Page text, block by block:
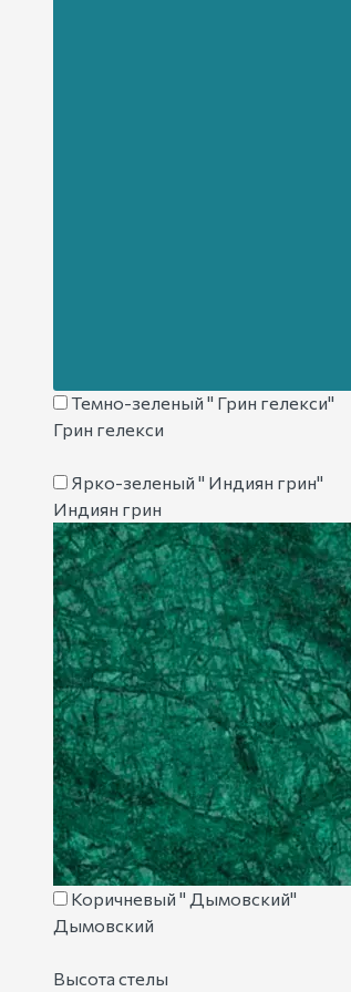
Темно-зеленый " Грин гелекси"
Грин гелекси
Ярко-зеленый " Индиян грин"
Индиян грин
Коричневый " Дымовский"
Дымовский
Высота стелы